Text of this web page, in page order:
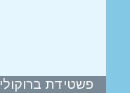
פשטידת ברוקולי